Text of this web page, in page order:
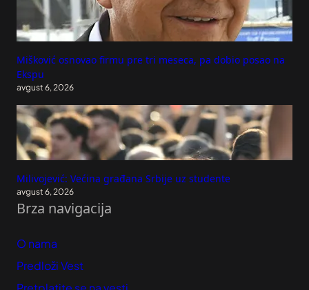
Mišković osnovao firmu pre tri meseca, pa dobio posao na
Ekspu
avgust 6, 2026
Milivojević: Većina građana Srbije uz studente
avgust 6, 2026
Brza navigacija
O nama
Predloži Vest